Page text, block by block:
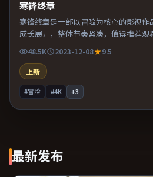
寒锋终章
寒锋终章是一部以冒险为核心的影视
成长展开，整体节奏紧凑，值得推荐观
48.5K 2023-12-08
9.5
上新
#冒险 #4K +3
最新发布